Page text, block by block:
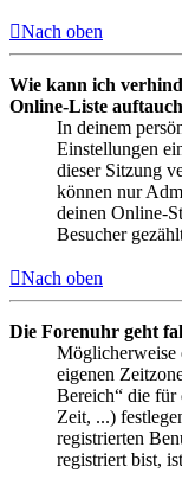
Nach oben
Wie kann ich
Online-Liste
In deinem
Einstellungen
dieser Sitzung
können nur
deinen Online-
Besucher
Nach oben
Die Forenuhr geht
Möglicherweise
eigenen
Bereich“ die für
Zeit, ...)
registrierten
registriert bist,